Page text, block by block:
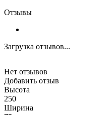
Отзывы
Загрузка отзывов...
Нет отзывов
Добавить отзыв
Высота
250
Ширина